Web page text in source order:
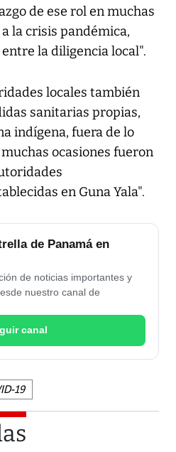
de ese rol en muchas
la crisis pandémica,
la diligencia local".
locales también
sanitarias propias,
indígena, fuera de lo
ocasiones fueron
en Guna Yala".
de Panamá en
de noticias importantes y
nuestro canal de
canal
19